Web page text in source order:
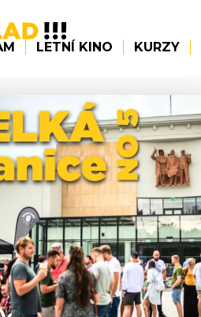
LETNÍ KINO KURZY